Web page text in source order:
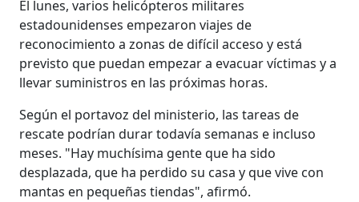
El lunes, varios helicópteros militares
estadounidenses empezaron viajes de
reconocimiento a zonas de difícil acceso y está
previsto que puedan empezar a evacuar víctimas y a
llevar suministros en las próximas horas.
Según el portavoz del ministerio, las tareas de
rescate podrían durar todavía semanas e incluso
meses. "Hay muchísima gente que ha sido
desplazada, que ha perdido su casa y que vive con
mantas en pequeñas tiendas", afirmó.